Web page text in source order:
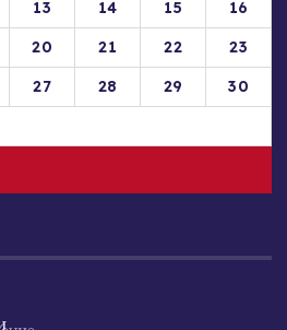
6 7 8
9
13 14 15
16
20 21 22
23